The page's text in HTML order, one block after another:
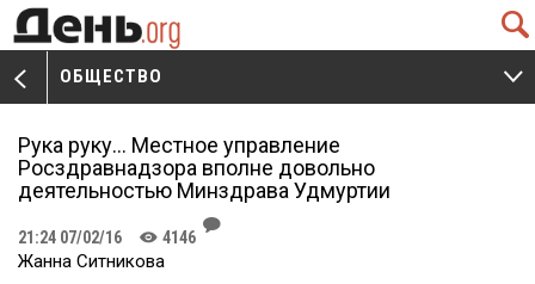
Q
V
ОБЩЕСТВО
W
Рука руку… Местное управление
Росздравнадзора вполне довольно
деятельностью Минздрава Удмуртии
21:24 07/02/16 K 4146
J
Жанна Ситникова